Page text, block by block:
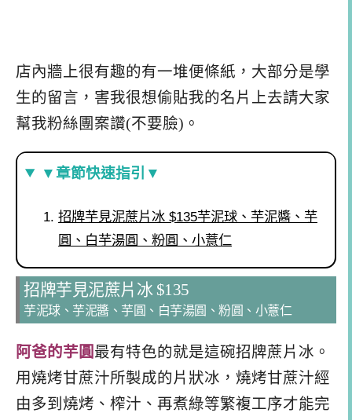
店內牆上很有趣的有一堆便條紙，大部分是學
生的留言，害我很想偷貼我的名片上去請大家
幫我粉絲團案讚(不要臉)。
▼章節快速指引▼
招牌芋見泥蔗片冰 $135芋泥球、芋泥醬、芋
圓、白芋湯圓、粉圓、小薏仁
招牌芋見泥蔗片冰 $135
芋泥球、芋泥醬、芋圓、白芋湯圓、粉圓、小薏仁
阿爸的芋圓最有特色的就是這碗招牌蔗片冰。
用燒烤甘蔗汁所製成的片狀冰，燒烤甘蔗汁經
由多到燒烤、榨汁、再煮綠等繁複工序才能完